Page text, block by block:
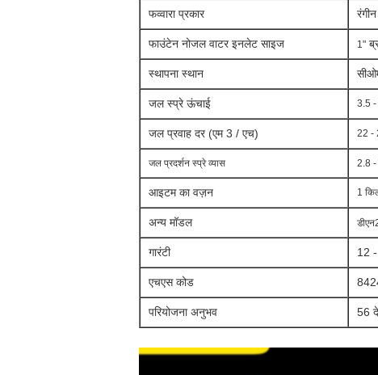
फव्वारा प्रकार
फाउंटेन नोजल वाटर इनलेट साइज 1"
स्थापना स्थान सी
जल स्प्रे ऊंचाई 3.5
जल प्रवाह दर (एम 3 / एच) 22 -
जल प्रदर्शन स्प्रे व्यास 2.8 -
आइटम का वज़न 1
अन्य मॉडल
गारंटी 12 -
एचएस कोड
परियोजना अनुभव 56